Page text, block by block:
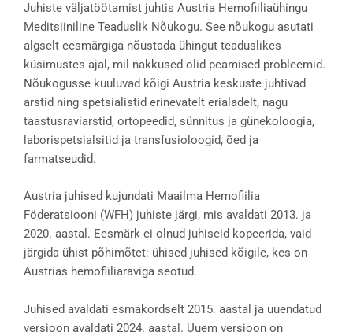
Juhiste väljatöötamist juhtis Austria Hemofiiliaühingu
Meditsiiniline Teaduslik Nõukogu. See nõukogu asutati
algselt eesmärgiga nõustada ühingut teaduslikes
küsimustes ajal, mil nakkused olid peamised probleemid.
Nõukogusse kuuluvad kõigi Austria keskuste juhtivad
arstid ning spetsialistid erinevatelt erialadelt, nagu
taastusraviarstid, ortopeedid, sünnitus ja günekoloogia,
laborispetsialsitid ja transfusioloogid, õed ja
farmatseudid.
Austria juhised kujundati Maailma Hemofiilia
Föderatsiooni (WFH) juhiste järgi, mis avaldati 2013. ja
2020. aastal. Eesmärk ei olnud juhiseid kopeerida, vaid
järgida ühist põhimõtet: ühised juhised kõigile, kes on
Austrias hemofiiliaraviga seotud.
Juhised avaldati esmakordselt 2015. aastal ja uuendatud
versioon avaldati 2024. aastal. Uuem versioon on